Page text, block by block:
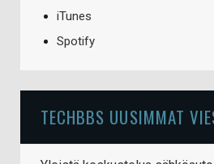
iTunes
Spotify
TECHBBS UUSIMMAT